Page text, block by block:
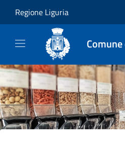
Regione Liguria